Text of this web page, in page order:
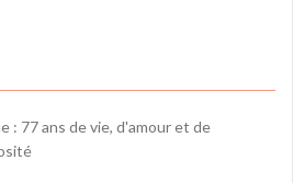
: 77 ans de vie, d'amour et de